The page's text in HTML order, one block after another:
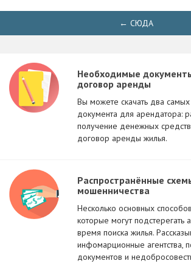
← СЮДА
Необходимые
договор аренды
Вы можете скачать два
документа для арендатора:
получение денежных
договор аренды жилья.
Распространённые
мошенничества
Несколько основных
которые могут подстерегать
время поиска жилья.
инфомарционные агентства,
документов и